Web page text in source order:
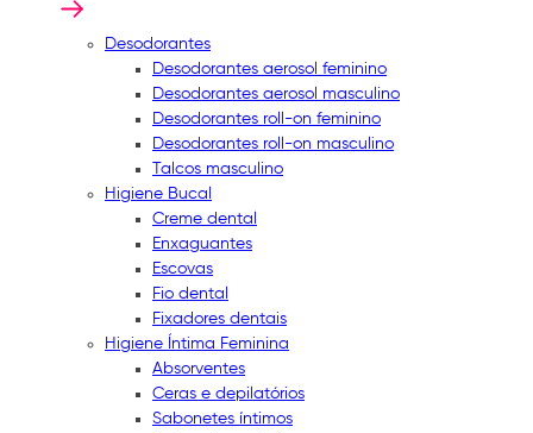
Desodorantes
Desodorantes aerosol feminino
Desodorantes aerosol masculino
Desodorantes roll-on feminino
Desodorantes roll-on masculino
Talcos masculino
Higiene Bucal
Creme dental
Enxaguantes
Escovas
Fio dental
Fixadores dentais
Higiene Íntima Feminina
Absorventes
Ceras e depilatórios
Sabonetes íntimos